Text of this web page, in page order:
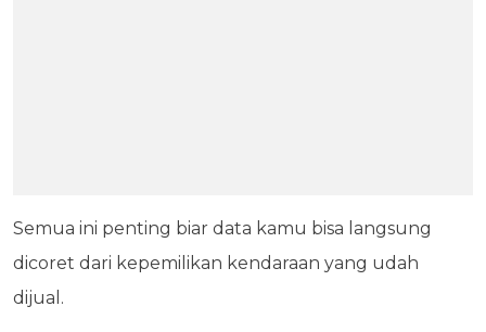
Semua ini penting biar data kamu bisa langsung
dicoret dari kepemilikan kendaraan yang udah
dijual.